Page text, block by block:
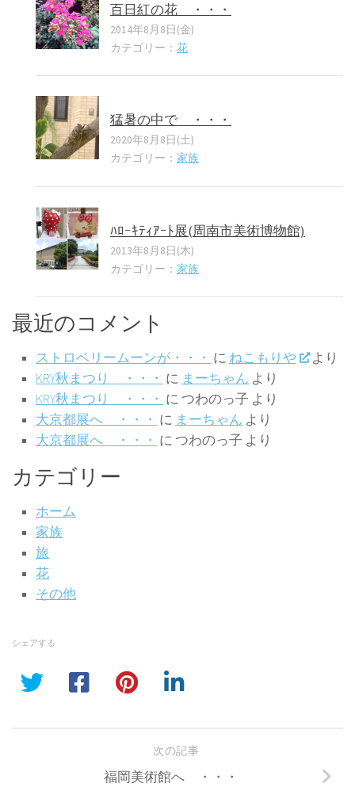
百日紅の花 ・・・
2014年8月8日(金)
カテゴリー： 花
猛暑の中で ・・・
2020年8月8日(土)
カテゴリー： 家族
ﾊﾛｰｷﾃｨｱｰﾄ展(周南市美術博物館)
2013年8月8日(木)
カテゴリー： 家族
最近のコメント
ストロベリームーンが・・・ に ねこもりや
より
KRY秋まつり ・・・ に まーちゃん より
KRY秋まつり ・・・ に つわのっ子 より
大京都展へ ・・・ に まーちゃん より
大京都展へ ・・・ に つわのっ子 より
カテゴリー
ホーム
家族
旅
花
その他
シェアする
次の記事
福岡美術館へ ・・・